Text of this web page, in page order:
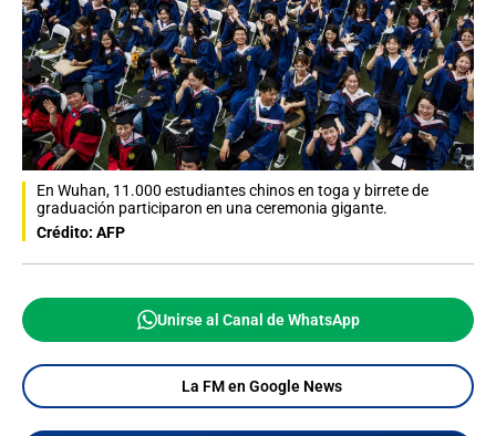
En Wuhan, 11.000 estudiantes chinos en toga y birrete de
graduación participaron en una ceremonia gigante.
Crédito: AFP
Unirse al Canal de WhatsApp
La FM en Google News